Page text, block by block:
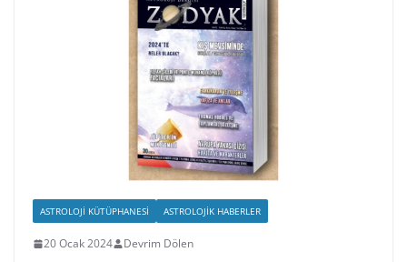
ASTROLOJI KÜTÜPHANESI ASTROLOJIK HABERLER
20 Ocak 2024 Devrim Dölen